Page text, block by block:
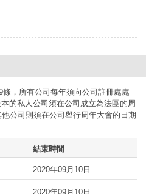
，所有公司每年須向公司註冊處處
的私人公司須在公司成立為法團的周
公司則須在公司舉行周年大會的日期
結束時間
2020年09月10日
2020年09月10日